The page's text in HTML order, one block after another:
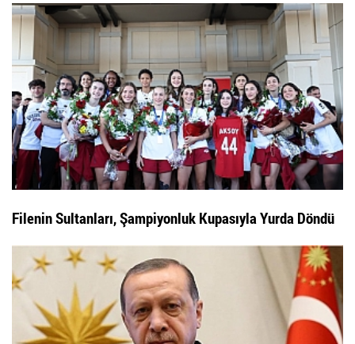
Filenin Sultanları, Şampiyonluk Kupasıyla Yurda Döndü